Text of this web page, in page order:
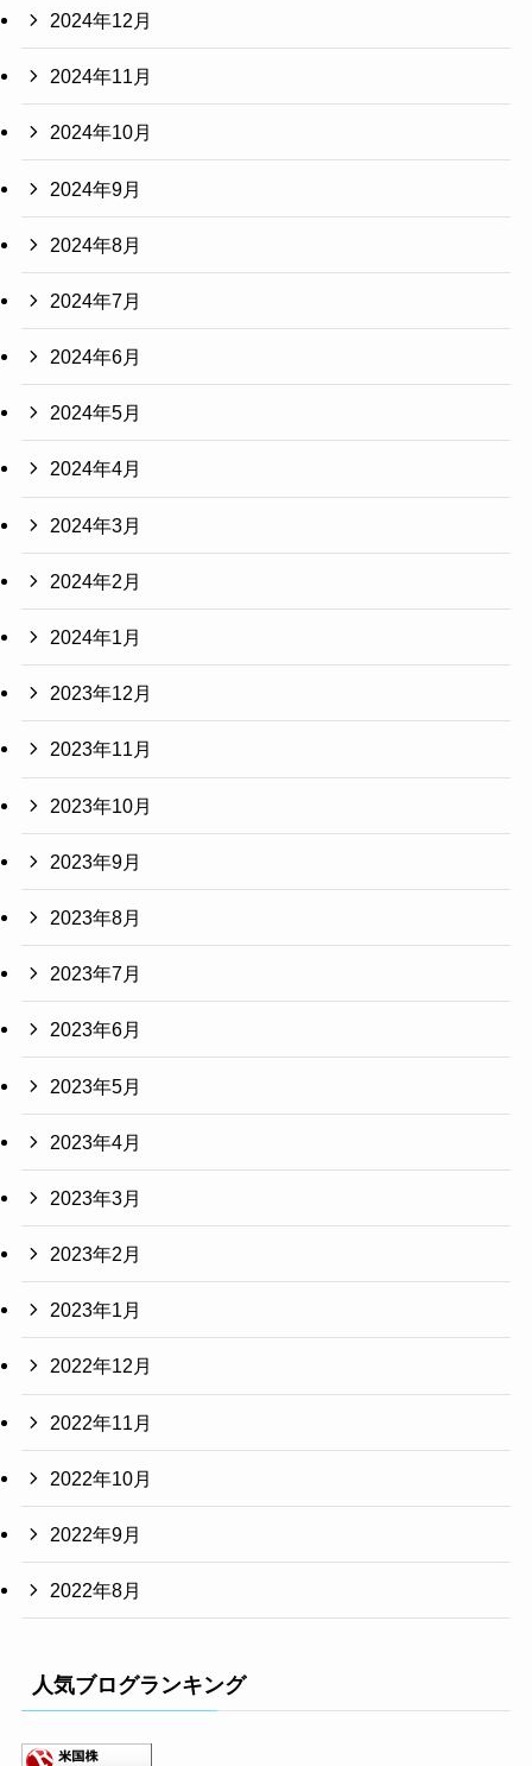
2024年12月
2024年11月
2024年10月
2024年9月
2024年8月
2024年7月
2024年6月
2024年5月
2024年4月
2024年3月
2024年2月
2024年1月
2023年12月
2023年11月
2023年10月
2023年9月
2023年8月
2023年7月
2023年6月
2023年5月
2023年4月
2023年3月
2023年2月
2023年1月
2022年12月
2022年11月
2022年10月
2022年9月
2022年8月
人気ブログランキング